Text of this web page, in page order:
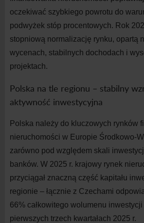
oczekiwać szybkiego powrotu do
podwyżek stóp procentowych. Rok 202
stopniową normalizację rynku, opartą
wycenach, stabilnych dochodach i
projektach.
Polska na tle regionu – stabilny
aktywność inwestycyjna
Polska należy do kluczowych rynków
nieruchomości w Europie Środkowo-
zarówno pod względem skali
banków. W 2025 r. krajowy rynek
przyciągał znaczną część kapitału
regionie – łącznie z Czechami
66% całkowitego wolumenu inwestycji
pierwszych trzech kwartałach 2025 r.